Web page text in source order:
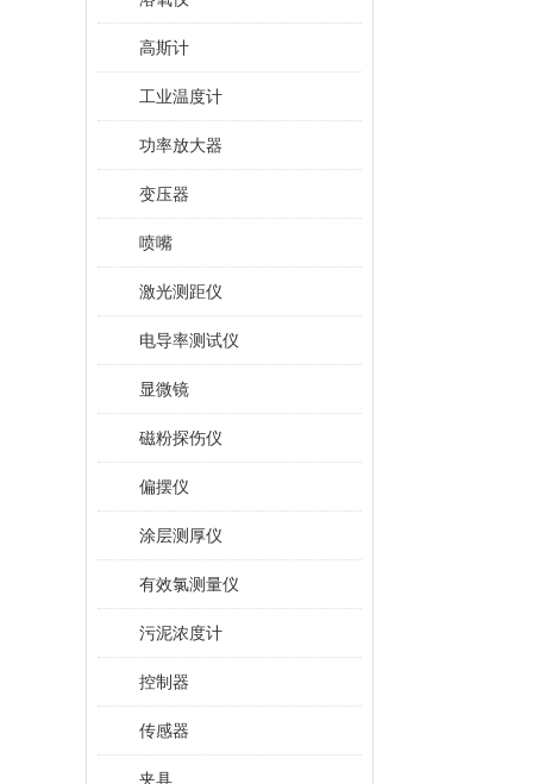
高斯计
工业温度计
功率放大器
变压器
喷嘴
激光测距仪
电导率测试仪
显微镜
磁粉探伤仪
偏摆仪
涂层测厚仪
有效氯测量仪
污泥浓度计
控制器
传感器
夹具